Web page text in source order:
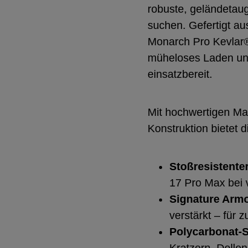
robuste,
suchen. Gefertigt
Monarch Pro
müheloses Laden
einsatzbereit.
Mit hochwertigen
Konstruktion bietet
17 Pro Max bei
Signature
verstärkt – für
Polycarbonat-